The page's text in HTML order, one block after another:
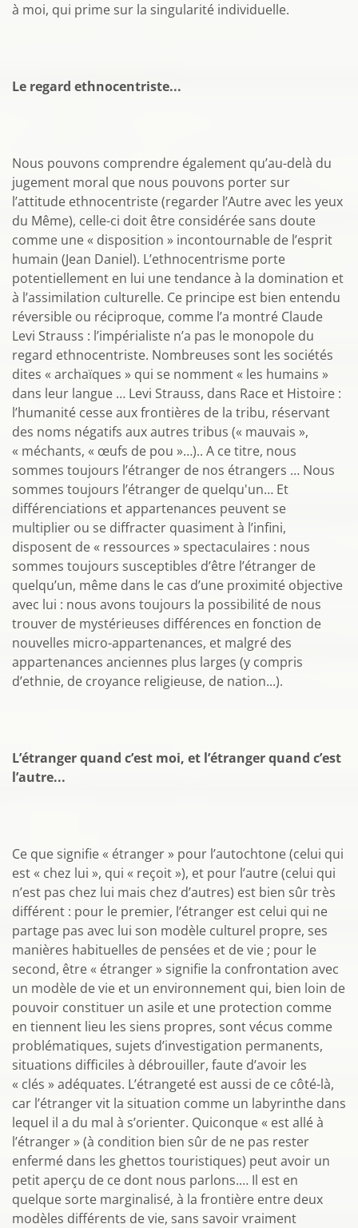
à moi, qui prime sur la singularité individuelle.
Le regard ethnocentriste...
Nous pouvons comprendre également qu’au-delà du
jugement moral que nous pouvons porter sur
l’attitude ethnocentriste (regarder l’Autre avec les yeux
du Même), celle-ci doit être considérée sans doute
comme une « disposition » incontournable de l’esprit
humain (Jean Daniel). L’ethnocentrisme porte
potentiellement en lui une tendance à la domination et
à l’assimilation culturelle. Ce principe est bien entendu
réversible ou réciproque, comme l’a montré Claude
Levi Strauss : l’impérialiste n’a pas le monopole du
regard ethnocentriste. Nombreuses sont les sociétés
dites « archaïques » qui se nomment « les humains »
dans leur langue … Levi Strauss, dans Race et Histoire :
l’humanité cesse aux frontières de la tribu, réservant
des noms négatifs aux autres tribus (« mauvais »,
« méchants, « œufs de pou »…).. A ce titre, nous
sommes toujours l’étranger de nos étrangers … Nous
sommes toujours l’étranger de quelqu'un… Et
différenciations et appartenances peuvent se
multiplier ou se diffracter quasiment à l’infini,
disposent de « ressources » spectaculaires : nous
sommes toujours susceptibles d’être l’étranger de
quelqu’un, même dans le cas d’une proximité objective
avec lui : nous avons toujours la possibilité de nous
trouver de mystérieuses différences en fonction de
nouvelles micro-appartenances, et malgré des
appartenances anciennes plus larges (y compris
d’ethnie, de croyance religieuse, de nation...).
L’étranger quand c’est moi, et l’étranger quand c’est
l’autre...
Ce que signifie « étranger » pour l’autochtone (celui qui
est « chez lui », qui « reçoit »), et pour l’autre (celui qui
n’est pas chez lui mais chez d’autres) est bien sûr très
différent : pour le premier, l’étranger est celui qui ne
partage pas avec lui son modèle culturel propre, ses
manières habituelles de pensées et de vie ; pour le
second, être « étranger » signifie la confrontation avec
un modèle de vie et un environnement qui, bien loin de
pouvoir constituer un asile et une protection comme
en tiennent lieu les siens propres, sont vécus comme
problématiques, sujets d’investigation permanents,
situations difficiles à débrouiller, faute d’avoir les
« clés » adéquates. L’étrangeté est aussi de ce côté-là,
car l’étranger vit la situation comme un labyrinthe dans
lequel il a du mal à s’orienter. Quiconque « est allé à
l’étranger » (à condition bien sûr de ne pas rester
enfermé dans les ghettos touristiques) peut avoir un
petit aperçu de ce dont nous parlons.… Il est en
quelque sorte marginalisé, à la frontière entre deux
modèles différents de vie, sans savoir vraiment